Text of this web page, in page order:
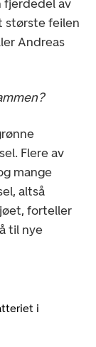
fjerdedel av
største feilen
Andreas
Flere av
mange
altså
forteller
til nye
i